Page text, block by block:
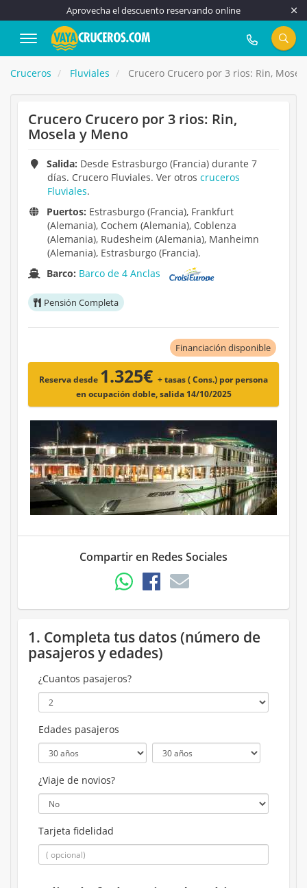
Aprovecha el descuento reservando online
917 815 555
Cruceros Fluviales Crucero Crucero por 3 rios: Rin,
Crucero Crucero por 3 rios: Rin,
Mosela y Meno
Salida: Desde Estrasburgo (Francia) durante 7
días. Crucero Fluviales. Ver otros cruceros
Fluviales.
Puertos: Estrasburgo (Francia), Frankfurt
(Alemania), Cochem (Alemania), Coblenza
(Alemania), Rudesheim (Alemania), Manheimn
(Alemania), Estrasburgo (Francia).
Barco: Barco de 4 Anclas
Pensión Completa
Financiación disponible
Reserva desde 1.325€ + tasas ( Cons.) por persona
en ocupación doble, salida 14/10/2025
Compartir en Redes Sociales
1. Completa tus datos (número de
pasajeros y edades)
¿Cuantos pasajeros?
Edades pasajeros
¿Viaje de novios?
Tarjeta fidelidad